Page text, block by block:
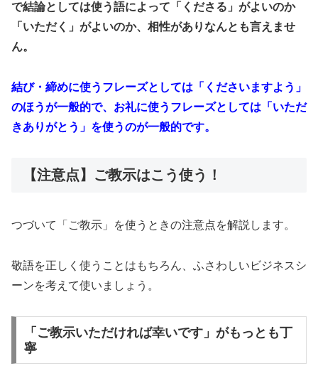
で結論としては使う語によって「くださる」がよいのか
「いただく」がよいのか、相性がありなんとも言えませ
ん。
結び・締めに使うフレーズとしては「くださいますよう」
のほうが一般的で、お礼に使うフレーズとしては「いただ
きありがとう」を使うのが一般的です。
【注意点】ご教示はこう使う！
つづいて「ご教示」を使うときの注意点を解説します。
敬語を正しく使うことはもちろん、ふさわしいビジネスシ
ーンを考えて使いましょう。
「ご教示いただければ幸いです」がもっとも丁
寧